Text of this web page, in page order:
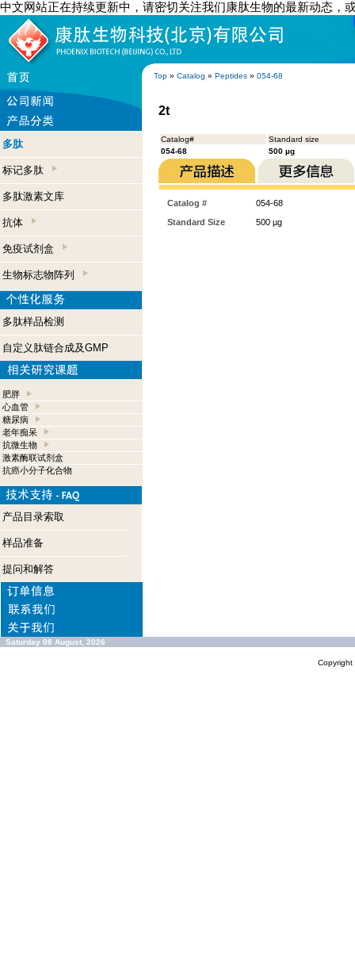
中文网站正在持续更新中，请密切关注我们康肽生物的最新动态，
Top » Catalog » Peptides » 054-68
多肽
标记多肽
多肽激素文库
抗体
免疫试剂盒
生物标志物阵列
多肽样品检测
自定义肽链合成及GMP
肥胖
心血管
糖尿病
老年痴呆
抗微生物
激素酶联试剂盒
抗癌小分子化合物
产品目录索取
样品准备
提问和解答
2t
Catalog#
Standard size
054-68
500 µg
Catalog #
054-68
Standard Size
500 µg
Saturday 08 August, 2026